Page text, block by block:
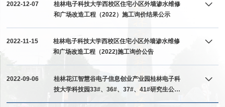
2022-12-07
桂林电子科技大学西校区住宅小区外墙渗水维修
和广场改造工程（2022）施工询价结果公示
2022-11-15
桂林电子科技大学西校区住宅小区外墙渗水维修
和广场改造工程（2022)施工询价公告
2022-09-06
桂林花江智慧谷电子信息创业产业园桂林电子科
技大学科技园33#、36#、37#、41#研究生公寓